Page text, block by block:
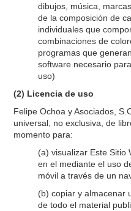
dibujos, música,
de la composición de
individuales que
combinaciones de
programas que
software necesario
uso)
(2) Licencia de uso
Felipe Ochoa y Asociados,
universal, no exclusiva, de
momento para:
(a) visualizar Este Sitio
en el mediante el uso
móvil a través de un
(b) copiar y almacenar
de todo el material